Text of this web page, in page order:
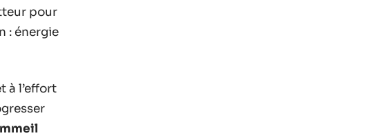
pour
: énergie
à l’effort